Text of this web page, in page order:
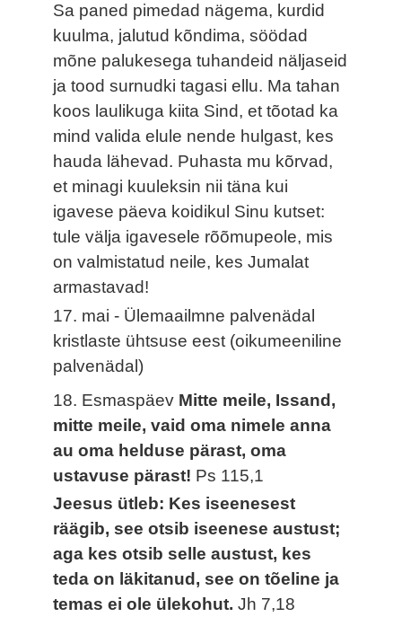
Sa paned pimedad nägema, kurdid
kuulma, jalutud kõndima, söödad
mõne palukesega tuhandeid näljaseid
ja tood surnudki tagasi ellu. Ma tahan
koos laulikuga kiita Sind, et tõotad ka
mind valida elule nende hulgast, kes
hauda lähevad. Puhasta mu kõrvad,
et minagi kuuleksin nii täna kui
igavese päeva koidikul Sinu kutset:
tule välja igavesele rõõmupeole, mis
on valmistatud neile, kes Jumalat
armastavad!
17. mai - Ülemaailmne palvenädal
kristlaste ühtsuse eest (oikumeeniline
palvenädal)
18. Esmaspäev Mitte meile, Issand,
mitte meile, vaid oma nimele anna
au oma helduse pärast, oma
ustavuse pärast! Ps 115,1
Jeesus ütleb: Kes iseenesest
räägib, see otsib iseenese austust;
aga kes otsib selle austust, kes
teda on läkitanud, see on tõeline ja
temas ei ole ülekohut.Jh 7,18